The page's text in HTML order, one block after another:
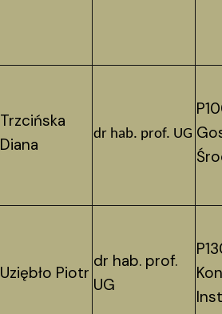
Trzcińska
Diana
dr hab. prof. UG
Uziębło Piotr
dr hab. prof.
UG